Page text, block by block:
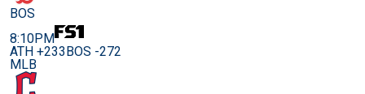
BOS
8:10PM
ATH +233BOS -272
MLB